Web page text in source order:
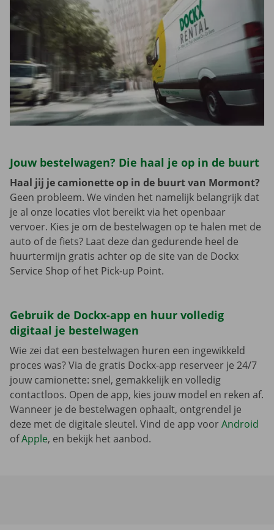
Jouw bestelwagen? Die haal je op in de buurt
Haal jij je camionette op in de buurt van Mormont?
Geen probleem. We vinden het namelijk belangrijk dat
je al onze locaties vlot bereikt via het openbaar
vervoer. Kies je om de bestelwagen op te halen met de
auto of de fiets? Laat deze dan gedurende heel de
huurtermijn gratis achter op de site van de Dockx
Service Shop of het Pick-up Point.
Gebruik de Dockx-app en huur volledig
digitaal je bestelwagen
Wie zei dat een bestelwagen huren een ingewikkeld
proces was? Via de gratis Dockx-app reserveer je 24/7
jouw camionette: snel, gemakkelijk en volledig
contactloos. Open de app, kies jouw model en reken af.
Wanneer je de bestelwagen ophaalt, ontgrendel je
deze met de digitale sleutel. Vind de app voorAndroid
ofApple, en bekijk het aanbod.